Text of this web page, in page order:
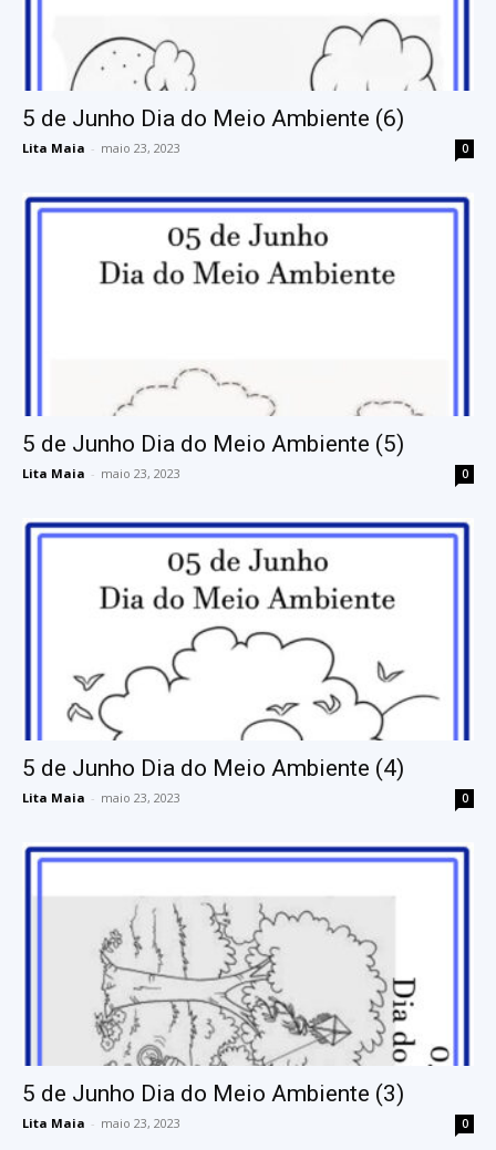
5 de Junho Dia do Meio Ambiente (6)
Lita Maia - maio 23, 2023 0
5 de Junho Dia do Meio Ambiente (5)
Lita Maia - maio 23, 2023 0
5 de Junho Dia do Meio Ambiente (4)
Lita Maia - maio 23, 2023 0
5 de Junho Dia do Meio Ambiente (3)
Lita Maia - maio 23, 2023 0